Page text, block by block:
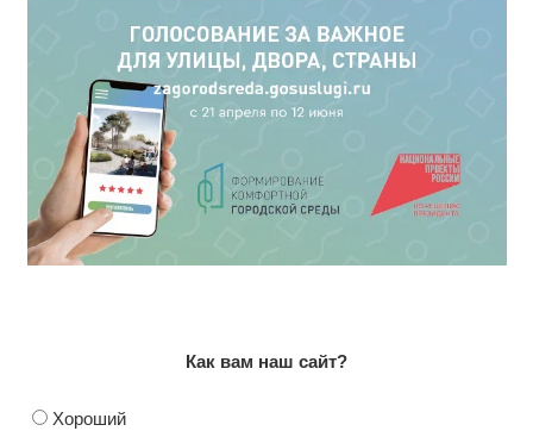
Как вам наш сайт?
Хороший